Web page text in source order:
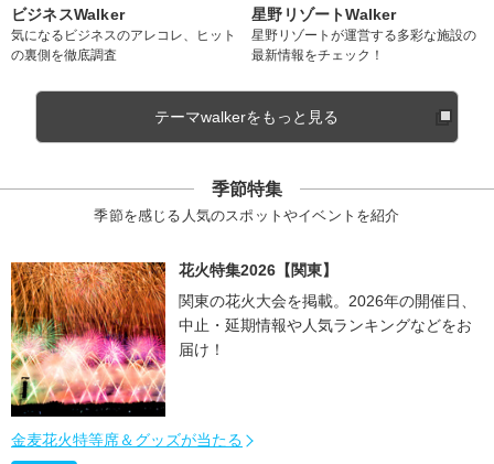
ビジネスWalker
気になるビジネスのアレコレ、ヒット
の裏側を徹底調査
星野リゾートWalker
星野リゾートが運営する多彩な施設の
最新情報をチェック！
テーマwalkerをもっと見る
季節特集
季節を感じる人気のスポットやイベントを紹介
花火特集2026【関東】
関東の花火大会を掲載。2026年の開催日、
中止・延期情報や人気ランキングなどをお
届け！
金麦花火特等席＆グッズが当たる